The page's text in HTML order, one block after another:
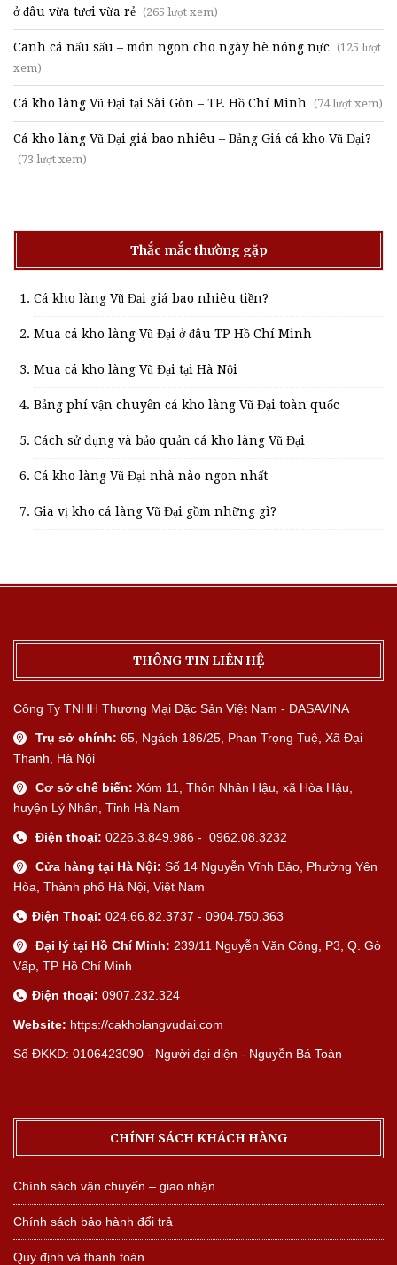
ở đâu vừa tươi vừa rẻ (265 lượt xem)
Canh cá nấu sấu – món ngon cho ngày hè nóng nực (125 lượt
xem)
Cá kho làng Vũ Đại tại Sài Gòn – TP. Hồ Chí Minh (74 lượt xem)
Cá kho làng Vũ Đại giá bao nhiêu – Bảng Giá cá kho Vũ Đại?
(73 lượt xem)
Thắc mắc thường gặp
Cá kho làng Vũ Đại giá bao nhiêu tiền?
Mua cá kho làng Vũ Đại ở đâu TP Hồ Chí Minh
Mua cá kho làng Vũ Đại tại Hà Nội
Bảng phí vận chuyển cá kho làng Vũ Đại toàn quốc
Cách sử dụng và bảo quản cá kho làng Vũ Đại
Cá kho làng Vũ Đại nhà nào ngon nhất
Gia vị kho cá làng Vũ Đại gồm những gì?
THÔNG TIN LIÊN HỆ
Công Ty TNHH Thương Mại Đặc Sản Việt Nam - DASAVINA
Trụ sở chính: 65, Ngách 186/25, Phan Trọng Tuệ, Xã Đại
Thanh, Hà Nội
Cơ sở chế biến: Xóm 11, Thôn Nhân Hậu, xã Hòa Hậu,
huyện Lý Nhân, Tỉnh Hà Nam
Điện thoại: 0226.3.849.986 - 0962.08.3232
Cửa hàng tại Hà Nội: Số 14 Nguyễn Vĩnh Bảo, Phường Yên
Hòa, Thành phố Hà Nội, Việt Nam
Điện Thoại: 024.66.82.3737 - 0904.750.363
Đại lý tại Hồ Chí Minh: 239/11 Nguyễn Văn Công, P3, Q. Gò
Vấp, TP Hồ Chí Minh
Điện thoại: 0907.232.324
Website: https://cakholangvudai.com
Số ĐKKD: 0106423090 - Người đại diện - Nguyễn Bá Toàn
CHÍNH SÁCH KHÁCH HÀNG
Chính sách vận chuyển – giao nhận
Chính sách bảo hành đổi trả
Quy định và thanh toán